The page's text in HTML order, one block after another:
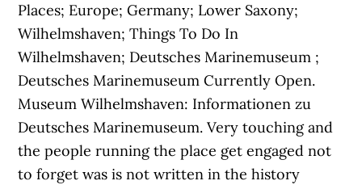
Places; Europe; Germany; Lower Saxony;
Wilhelmshaven; Things To Do In
Wilhelmshaven; Deutsches Marinemuseum ;
Deutsches Marinemuseum Currently Open.
Museum Wilhelmshaven: Informationen zu
Deutsches Marinemuseum. Very touching and
the people running the place get engaged not
to forget was is not written in the history